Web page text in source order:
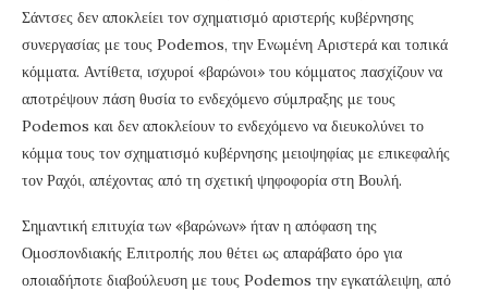
Σάντσες δεν αποκλείει τον σχηματισμό αριστερής κυβέρνησης
συνεργασίας με τους Podemos, την Ενωμένη Αριστερά και τοπικά
κόμματα. Αντίθετα, ισχυροί «βαρώνοι» του κόμματος πασχίζουν να
αποτρέψουν πάση θυσία το ενδεχόμενο σύμπραξης με τους
Podemos και δεν αποκλείουν το ενδεχόμενο να διευκολύνει το
κόμμα τους τον σχηματισμό κυβέρνησης μειοψηφίας με επικεφαλής
τον Ραχόι, απέχοντας από τη σχετική ψηφοφορία στη Βουλή.
Σημαντική επιτυχία των «βαρώνων» ήταν η απόφαση της
Ομοσπονδιακής Επιτροπής που θέτει ως απαράβατο όρο για
οποιαδήποτε διαβούλευση με τους Podemos την εγκατάλειψη, από